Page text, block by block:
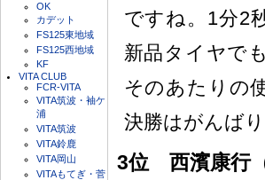
OK
カデット
FS125東地域
FS125西地域
KF
VITA CLUB
FCR-VITA
VITA筑波・袖ケ
浦
VITA筑波
VITA鈴鹿
VITA岡山
VITAもてぎ・菅
ですね。1分2
新品タイヤで
そのあたりの
決勝はがんばり
3位 西濱康行